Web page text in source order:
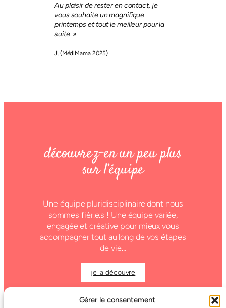
Gérer le consentement
Au plaisir de rester en contact, je
vous souhaite un magnifique
printemps et tout le meilleur pour la
suite. »
J. (MédiMama 2025)
découvrez-en un peu plus
sur l’équipe
Une équipe pluridisciplinaire dont nous
sommes fièr.e.s ! Une équipe variée,
engagée et créative pour mieux vous
accompagner tout au long de vos étapes
de vie…
je la découvre